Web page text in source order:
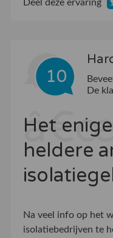
Deel deze ervaring
10
De
Het
heldere
Na veel info op het
isolatiebedrijven te